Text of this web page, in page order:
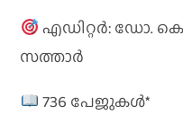
എഡിറ്റർ: ഡോ.
സത്താർ
736 പേജുകൾ*